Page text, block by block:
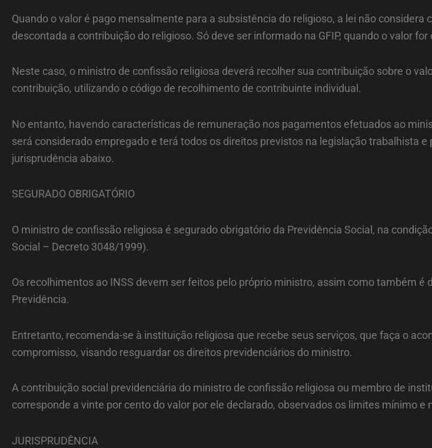
Quando o valor é pago mensalmente para a subsistência do religioso, a lei não
descontada a contribuição do religioso. Só deve ser informado na GFIP, quando o valor
Neste caso, o ministro de confissão religiosa deverá recolher sua contribuição sobre o
contribuição, utilizando o código de recolhimento de contribuinte individual.
No entanto, havendo características de remuneração nos pagamentos efetuados ao
será considerado empregado e terá todos os direitos previstos na legislação trabalhista
jurisprudência abaixo.
SEGURADO OBRIGATÓRIO
O ministro de confissão religiosa é segurado obrigatório da Previdência Social, na
Social – Decreto 3048/1999).
Os recolhimentos ao INSS devem ser feitos pelo próprio ministro, assim como também
Previdência.
Entretanto, recomenda-se à instituição religiosa que recebe seus serviços, que faça o
compromisso, visando resguardar os direitos previdenciários do ministro.
A contribuição social previdenciária do ministro de confissão religiosa ou membro de
corresponde a vinte por cento do valor por ele declarado, observados os limites mínimo e
JURISPRUDÊNCIA